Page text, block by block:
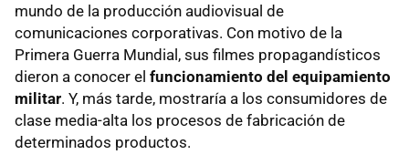
mundo de la producción audiovisual de
comunicaciones corporativas. Con motivo de la
Primera Guerra Mundial, sus filmes propagandísticos
dieron a conocer el funcionamiento del equipamiento
militar. Y, más tarde, mostraría a los consumidores de
clase media-alta los procesos de fabricación de
determinados productos.